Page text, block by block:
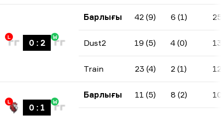
L
0 : 2
W
Барлығы 42 (9) 6 (1) 25
Dust2 19 (5) 4 (0) 13
Train 23 (4) 2 (1) 12
L
0 : 1
W
Барлығы 11 (5) 8 (2) 10